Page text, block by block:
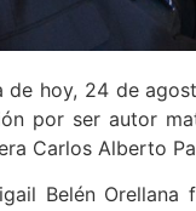
de hoy, 24 de
por ser autor
Carlos Alberto
Belén